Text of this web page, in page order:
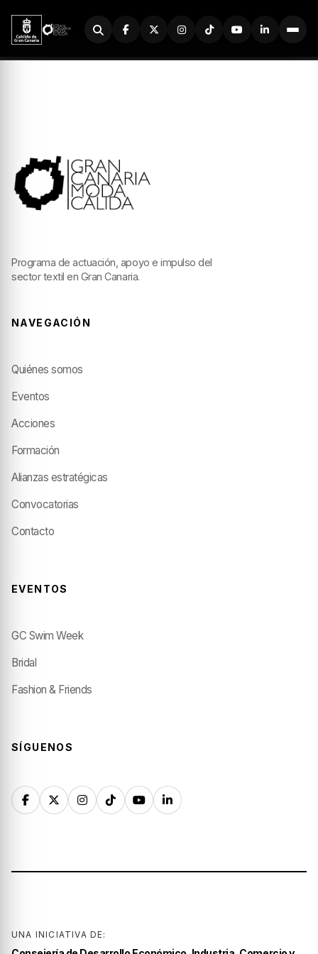
Buscador
Programa de actuación, apoyo e impulso del
sector textil en Gran Canaria.
NAVEGACIÓN
Quiénes somos
Eventos
Acciones
Formación
Alianzas estratégicas
Convocatorias
Contacto
EVENTOS
GC Swim Week
Bridal
Fashion & Friends
SÍGUENOS
UNA INICIATIVA DE: